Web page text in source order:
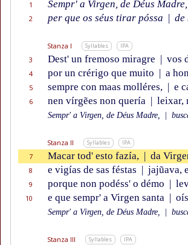
1 Sempr' a Virgen, de Déus Madre,
2 per que os séus tirar póssa | de
Stanza I Syllables IPA
3 Dest' un fremoso miragre | vos
4 por un crérigo que muito | a
5 sempre con maas molléres, | e
6 nen vírgẽes non quería | leixar,
Sempr' a Virgen, de Déus Madre,
Stanza II Syllables IPA
7 Macar tod' esto fazía, | da
8 e vigías de sas féstas | jajũava,
9 porque non podéss' o démo |
10 e que sempr' a Virgen santa |
Sempr' a Virgen, de Déus Madre,
Stanza III Syllables IPA